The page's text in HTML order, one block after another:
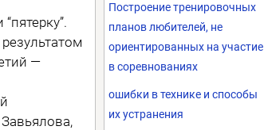
—
Построение тренировочных
планов любителей, не
ориентированных на участие
в соревнованиях
ошибки в технике и способы
их устранения